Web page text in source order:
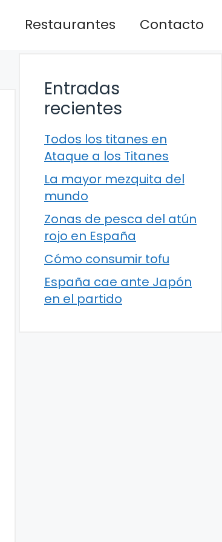
Restaurantes Contacto
Entradas
recientes
Todos los titanes en
Ataque a los Titanes
La mayor mezquita del
mundo
Zonas de pesca del atún
rojo en España
Cómo consumir tofu
España cae ante Japón
en el partido